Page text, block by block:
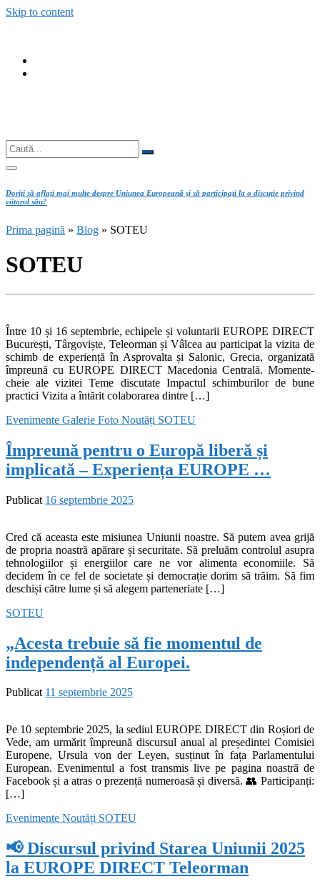
Skip to content
Căutare
Caută...
Doriţi să aflaţi mai multe despre Uniunea Europeană şi să participaţi la o discuţie privind
viitorul său?
Prima pagină » Blog » SOTEU
SOTEU
Între 10 și 16 septembrie, echipele și voluntarii EUROPE DIRECT
București, Târgoviște, Teleorman și Vâlcea au participat la vizita de
schimb de experiență în Asprovalta și Salonic, Grecia, organizată
împreună cu EUROPE DIRECT Macedonia Centrală. Momente-
cheie ale vizitei Teme discutate Impactul schimburilor de bune
practici Vizita a întărit colaborarea dintre […]
Evenimente Galerie Foto Noutăți SOTEU
Împreună pentru o Europă liberă și
implicată – Experiența EUROPE …
Publicat 16 septembrie 2025
Cred că aceasta este misiunea Uniunii noastre. Să putem avea grijă
de propria noastră apărare și securitate. Să preluăm controlul asupra
tehnologiilor și energiilor care ne vor alimenta economiile. Să
decidem în ce fel de societate și democrație dorim să trăim. Să fim
deschiși către lume și să alegem parteneriate […]
SOTEU
„Acesta trebuie să fie momentul de
independență al Europei.
Publicat 11 septembrie 2025
Pe 10 septembrie 2025, la sediul EUROPE DIRECT din Roșiori de
Vede, am urmărit împreună discursul anual al președintei Comisiei
Europene, Ursula von der Leyen, susținut în fața Parlamentului
European. Evenimentul a fost transmis live pe pagina noastră de
Facebook și a atras o prezență numeroasă și diversă. 👥 Participanți:
[…]
Evenimente Noutăți SOTEU
📢 Discursul privind Starea Uniunii 2025
la EUROPE DIRECT Teleorman